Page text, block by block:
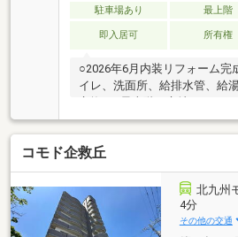
とめてお見積り♪・住み替え
の売却が並行して行えます！
駐車場あり 最上階
即入居可 所有権
○2026年6月内装リフォーム完
イレ、洗面所、給排水管、給
とりのある間取りです○閑静
た住環境です○小校は徒歩３
にも安心の通学距離です○コン
す☆買い忘れや深夜のお買い
コモド企救丘
北九州
4分
その他の交通